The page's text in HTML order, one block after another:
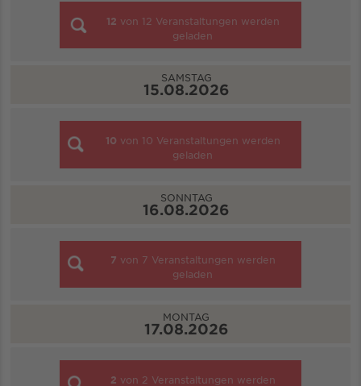
12 von 12 Veranstaltungen werden
geladen
SAMSTAG
15.08.2026
10 von 10 Veranstaltungen werden
geladen
SONNTAG
16.08.2026
7 von 7 Veranstaltungen werden
geladen
MONTAG
17.08.2026
2 von 2 Veranstaltungen werden